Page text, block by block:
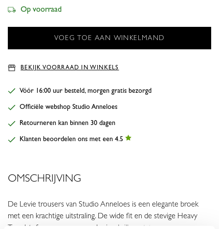
Op voorraad
BEKIJK VOORRAAD IN WINKELS
Vóór 16:00 uur besteld, morgen gratis bezorgd
Officiële webshop Studio Anneloes
Retourneren kan binnen 30 dagen
Klanten beoordelen ons met een 4.5
OMSCHRIJVING
De Levie trousers van Studio Anneloes is een elegante broek
met een krachtige uitstraling. De wide fit en de stevige Heavy